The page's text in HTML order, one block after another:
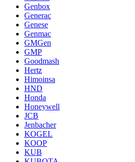
Genbox
Generac
Genese
Genmac
GMGen
GMP
Goodmash
Hertz
Himoinsa
HND
Honda
Honeywell
JCB
Jenbacher
KOGEL
KOOP
KUB